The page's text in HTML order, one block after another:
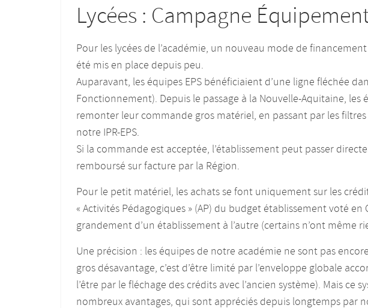
Lycées : Campagne
Pour les lycées de l’académie, un nouveau mode de
été mis en place depuis peu.
Auparavant, les équipes EPS bénéficiaient d’une ligne fléchée
Fonctionnement). Depuis le passage à la Nouvelle-Aquitaine,
remonter leur commande gros matériel, en passant par les
notre IPR-EPS.
Si la commande est acceptée, l’établissement peut passer
remboursé sur facture par la Région.
Pour le petit matériel, les achats se font uniquement sur les
« Activités Pédagogiques » (AP) du budget établissement voté
grandement d’un établissement à l’autre (certains n’ont même
Une précision : les équipes de notre académie ne sont pas
gros désavantage, c’est d’être limité par l’enveloppe globale
l’être par le fléchage des crédits avec l’ancien système). Mais ce
nombreux avantages, qui sont appréciés depuis longtemps par